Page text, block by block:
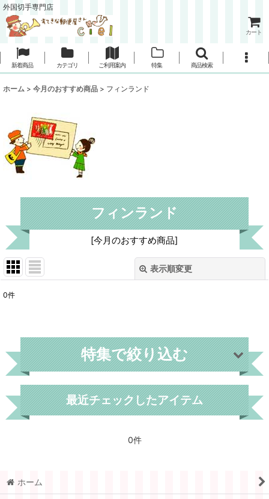
外国切手専門店
カート
新着商品 カテゴリ ご利用案内 特集 商品検索
ホーム > 今月のおすすめ商品 > フィンランド
フィンランド
[今月のおすすめ商品]
表示順変更
並び順
0件
特集で絞り込む
世界各国 最近チェックしたアイテム
0件
ホーム